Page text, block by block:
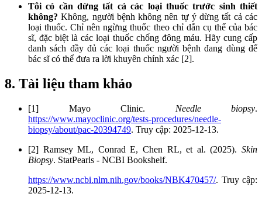
Tôi có cần dừng tất cả các loại thuốc trước sinh thiết
không? Không, người bệnh không nên tự ý dừng tất cả các
loại thuốc. Chỉ nên ngừng thuốc theo chỉ dẫn cụ thể của bác
sĩ, đặc biệt là các loại thuốc chống đông máu. Hãy cung cấp
danh sách đầy đủ các loại thuốc người bệnh đang dùng để
bác sĩ có thể đưa ra lời khuyên chính xác [2].
8. Tài liệu tham khảo
[1] Mayo Clinic. Needle biopsy.
https://www.mayoclinic.org/tests-procedures/needle-
biopsy/about/pac-20394749. Truy cập: 2025-12-13.
[2] Ramsey ML, Conrad E, Chen RL, et al. (2025). Skin
Biopsy. StatPearls - NCBI Bookshelf.
https://www.ncbi.nlm.nih.gov/books/NBK470457/. Truy cập:
2025-12-13.